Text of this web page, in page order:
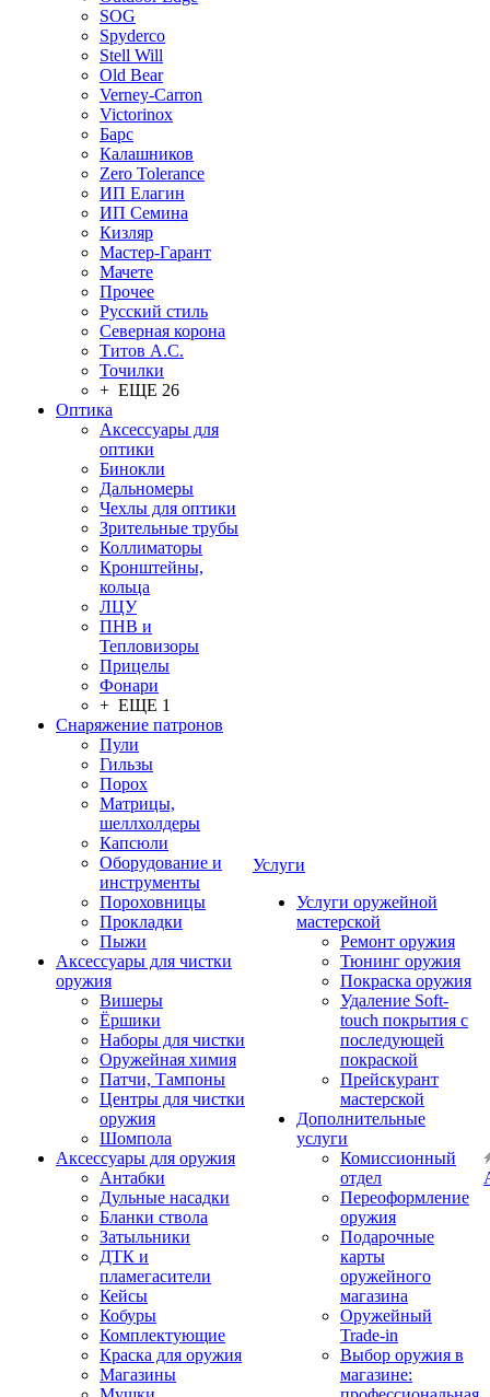
SOG
Spyderco
Stell Will
Old Bear
Verney-Carron
Victorinox
Барс
Калашников
Zero Tolerance
ИП Елагин
ИП Семина
Кизляр
Мастер-Гарант
Мачете
Прочее
Русский стиль
Северная корона
Титов А.С.
Точилки
+ ЕЩЕ 26
Оптика
Аксессуары для
оптики
Бинокли
Дальномеры
Чехлы для оптики
Зрительные трубы
Коллиматоры
Кронштейны,
кольца
ЛЦУ
ПНВ и
Тепловизоры
Прицелы
Фонари
+ ЕЩЕ 1
Снаряжение патронов
Пули
Гильзы
Порох
Матрицы,
шеллхолдеры
Капсюли
Оборудование и
инструменты
Пороховницы
Прокладки
Пыжи
Аксессуары для чистки
оружия
Вишеры
Ёршики
Наборы для чистки
Оружейная химия
Патчи, Тампоны
Центры для чистки
оружия
Шомпола
Аксессуары для оружия
Антабки
Дульные насадки
Бланки ствола
Затыльники
ДТК и
пламегасители
Кейсы
Кобуры
Комплектующие
Краска для оружия
Магазины
Услуги
Услуги оружейной
мастерской
Ремонт оружия
Тюнинг оружия
Покраска оружия
Удаление Soft-
touch покрытия с
последующей
покраской
Прейскурант
мастерской
Дополнительные
услуги
Комиссионный
отдел
Переоформление
оружия
Подарочные
карты
оружейного
магазина
Оружейный
Trade-in
Выбор оружия в
магазине: